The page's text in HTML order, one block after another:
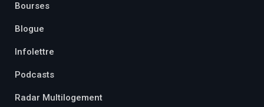
Bourses
Blogue
Infolettre
Podcasts
Radar Multilogement